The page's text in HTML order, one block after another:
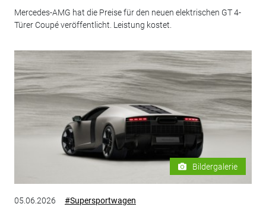
Mercedes-AMG hat die Preise für den neuen elektrischen GT 4-
Türer Coupé veröffentlicht. Leistung kostet.
Bildergalerie
05.06.2026 #Supersportwagen